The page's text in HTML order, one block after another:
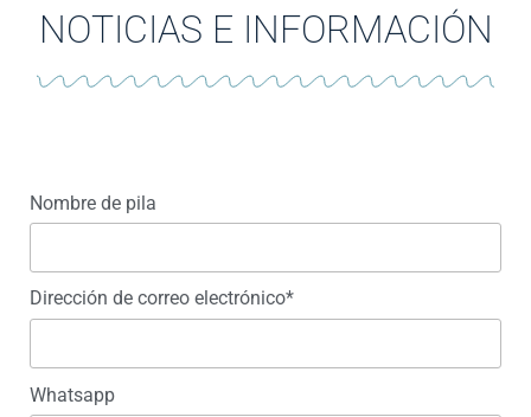
NOTICIAS E INFORMACIÓN
Nombre de pila
Dirección de correo electrónico*
Whatsapp